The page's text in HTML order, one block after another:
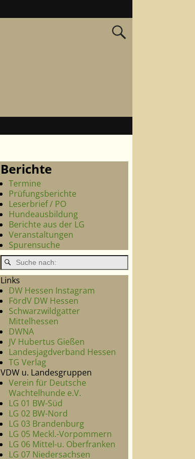
Berichte
Termine
Prüfungsberichte
Leserbrief / PO
Hundeausbildung
Berichte aus der LG
Veranstaltungen
Spurensuche
Links
DW Hessen Instagram
FördV DW Hessen
Schwarzwildgatter
Mittelhessen
DWNA
JV Hubertus Gießen
Landesjagdverband Hessen
TG Verlag
VDW u. Landesgruppen
Verein für Deutsche
Wachtelhunde e.V.
LG 01 BW-Süd
LG 02 BW-Nord
LG 03 Brandenburg
LG 05 Meckl.-Vorpommern
LG 06 Mittel-u. Oberfranken
LG 07 Niedersachsen